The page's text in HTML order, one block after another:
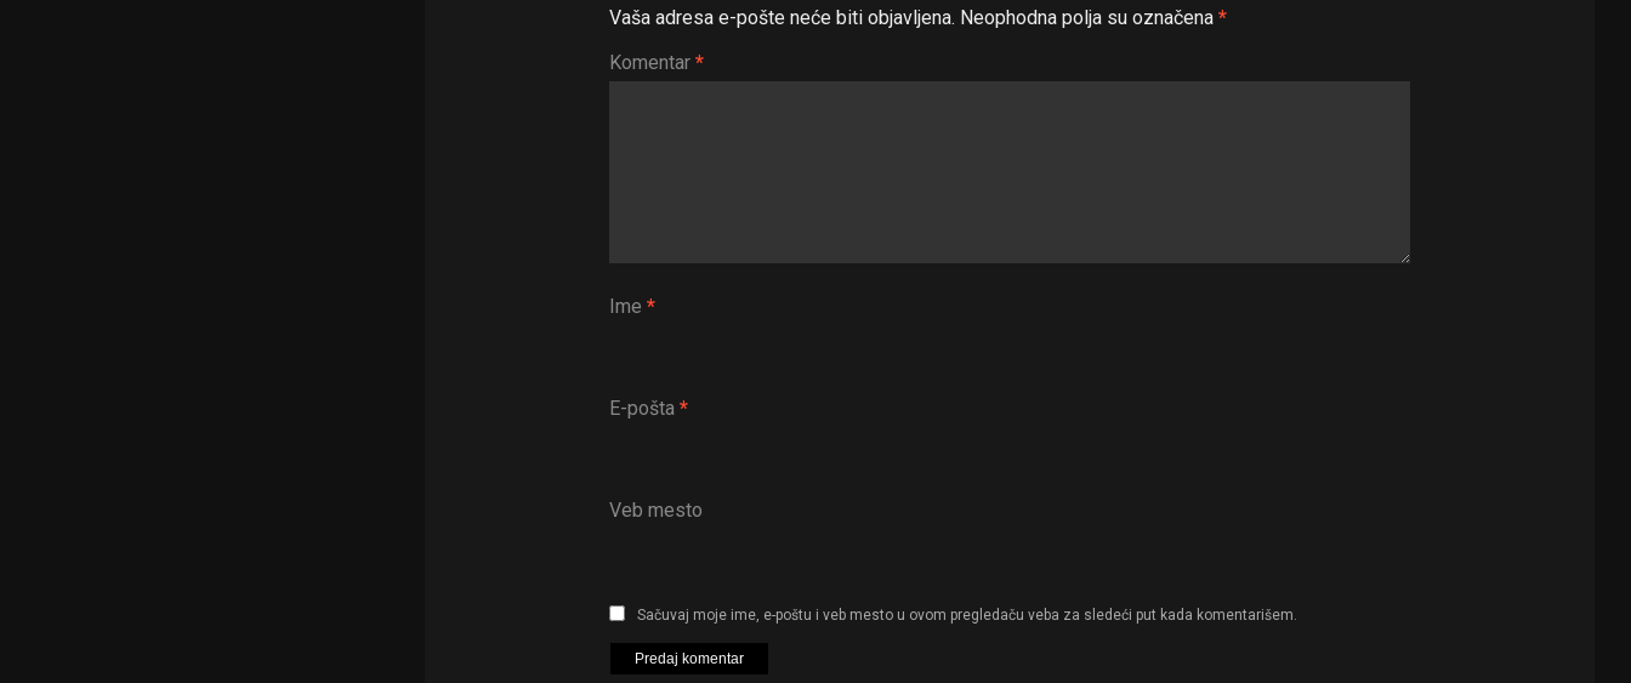
Vaša adresa e-pošte neće biti objavljena. Neophodna polja su označena *
Komentar *
Ime *
E-pošta *
Veb mesto
Sačuvaj moje ime, e-poštu i veb mesto u ovom pregledaču veba za sledeći put kada komentarišem.